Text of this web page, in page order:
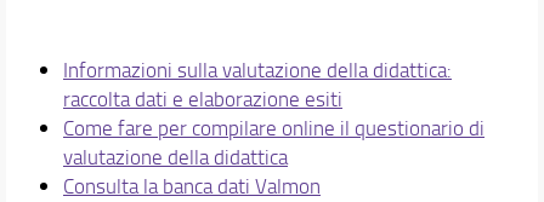
Informazioni sulla valutazione della didattica:
raccolta dati e elaborazione esiti
Come fare per compilare online il questionario di
valutazione della didattica
Consulta la banca dati Valmon